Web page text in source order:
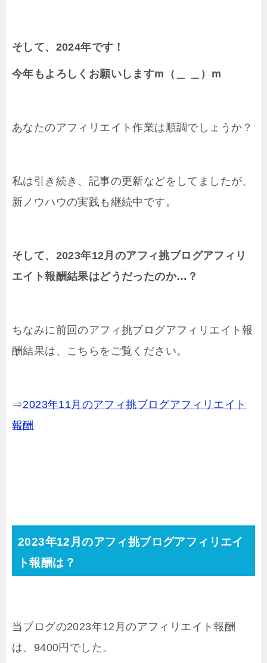
そして、2024年です！
今年もよろしくお願いしますm（＿ ＿）m
あなたのアフィリエイト作業は順調でしょうか？
私は引き続き、記事の更新などをしてましたが、
新ノウハウの実践も継続中です。
そして、2023年12月のアフィ挑ブログアフィリ
エイト報酬結果はどうだったのか…？
ちなみに前回のアフィ挑ブログアフィリエイト報
酬結果は、こちらをご覧ください。
⇒2023年11月のアフィ挑ブログアフィリエイト
報酬
2023年12月のアフィ挑ブログアフィリエイ
ト報酬は？
当ブログの2023年12月のアフィリエイト報酬
は、9400円でした。